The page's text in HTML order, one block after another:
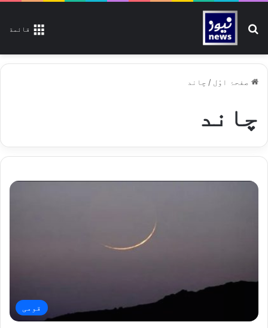
قائمة تلاش کیجیے
صفحۂ اوّل / چاند
چاند
قومی